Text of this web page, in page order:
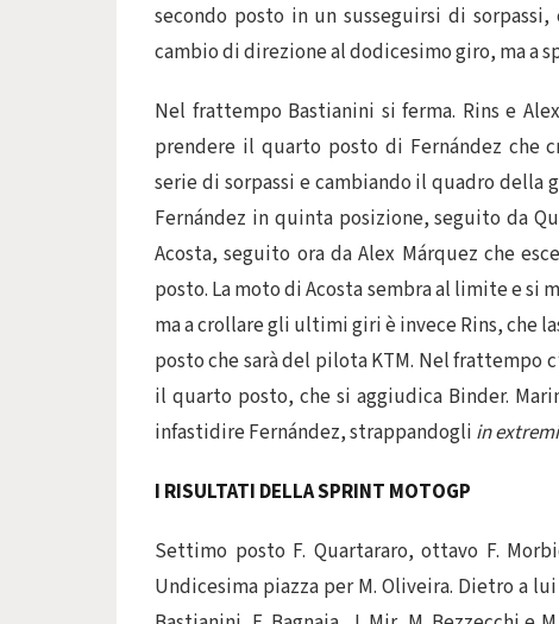
secondo posto in un susseguirsi di
cambio di direzione al dodicesimo giro, ma a
Nel frattempo Bastianini si ferma. Rins e
prendere il quarto posto di Fernández che
serie di sorpassi e cambiando il quadro della
Fernández in quinta posizione, seguito da
Acosta, seguito ora da Alex Márquez che
posto. La moto di Acosta sembra al limite e si
ma a crollare gli ultimi giri è invece Rins, che
posto che sarà del pilota KTM. Nel frattempo
il quarto posto, che si aggiudica Binder.
infastidire Fernández, strappandogli in
I RISULTATI DELLA SPRINT MOTOGP
Settimo posto F. Quartararo, ottavo F.
Undicesima piazza per M. Oliveira. Dietro a